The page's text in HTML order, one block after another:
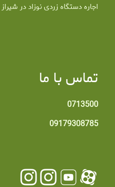
اجاره دستگاه زردی نوزاد در شیراز
تماس با ما
0713500
09179308785